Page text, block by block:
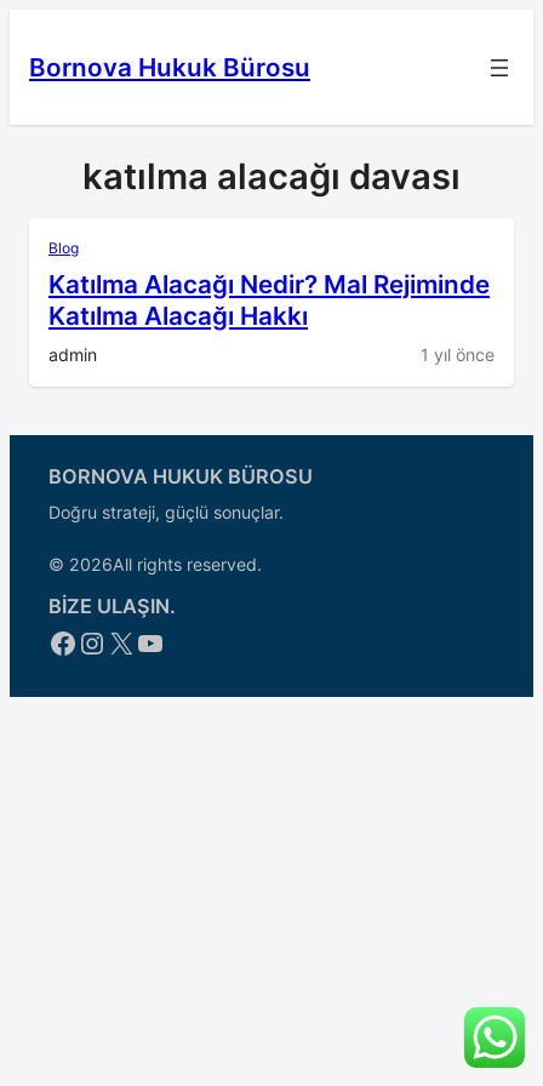
geçBornova Hukuk Bürosu
katılma alacağı davası
Blog
Katılma Alacağı Nedir? Mal Rejiminde
Katılma Alacağı Hakkı
admin 1 yıl önce
BORNOVA HUKUK BÜROSU
Doğru strateji, güçlü sonuçlar.
© 2026All rights reserved.
BİZE ULAŞIN.
Facebook
Instagram
X YouTube